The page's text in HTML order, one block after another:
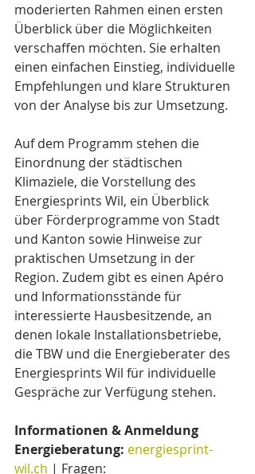
moderierten Rahmen einen ersten
Überblick über die Möglichkeiten
verschaffen möchten. Sie erhalten
einen einfachen Einstieg, individuelle
Empfehlungen und klare Strukturen
von der Analyse bis zur Umsetzung.
Auf dem Programm stehen die
Einordnung der städtischen
Klimaziele, die Vorstellung des
Energiesprints Wil, ein Überblick
über Förderprogramme von Stadt
und Kanton sowie Hinweise zur
praktischen Umsetzung in der
Region. Zudem gibt es einen Apéro
und Informationsstände für
interessierte Hausbesitzende, an
denen lokale Installationsbetriebe,
die TBW und die Energieberater des
Energiesprints Wil für individuelle
Gespräche zur Verfügung stehen.
Informationen & Anmeldung
Energieberatung: energiesprint-
wil.ch | Fragen: